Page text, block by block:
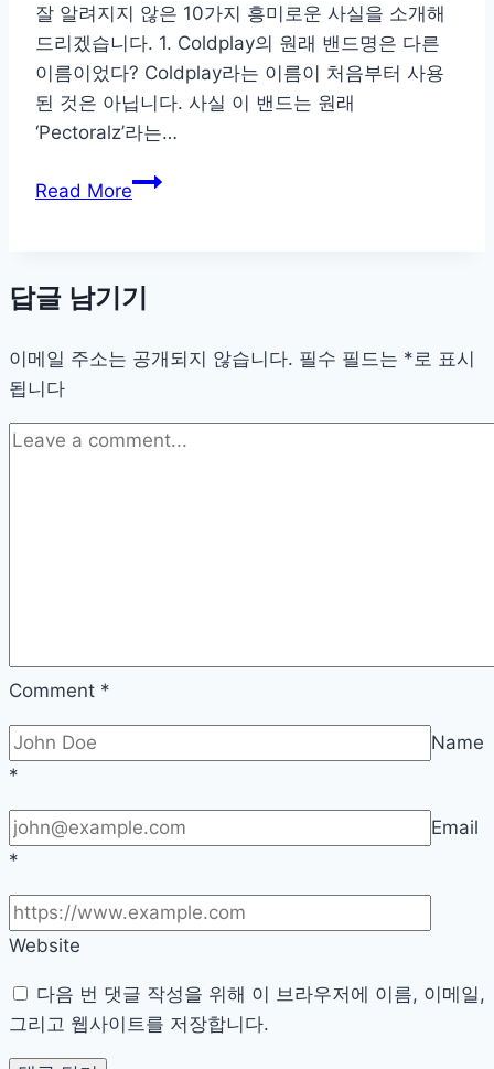
잘 알려지지 않은 10가지 흥미로운 사실을 소개해
드리겠습니다. 1. Coldplay의 원래 밴드명은 다른
이름이었다? Coldplay라는 이름이 처음부터 사용
된 것은 아닙니다. 사실 이 밴드는 원래
‘Pectoralz’라는…
Read MoreColdplay
것!
이
면
꼭
답글 남기기
이메일 주소는 공개되지 않습니다. 필수 필드는 *로 표시
됩니다
Comment *
Name
*
Email
*
Website
다음 번 댓글 작성을 위해 이 브라우저에 이름, 이메일,
그리고 웹사이트를 저장합니다.